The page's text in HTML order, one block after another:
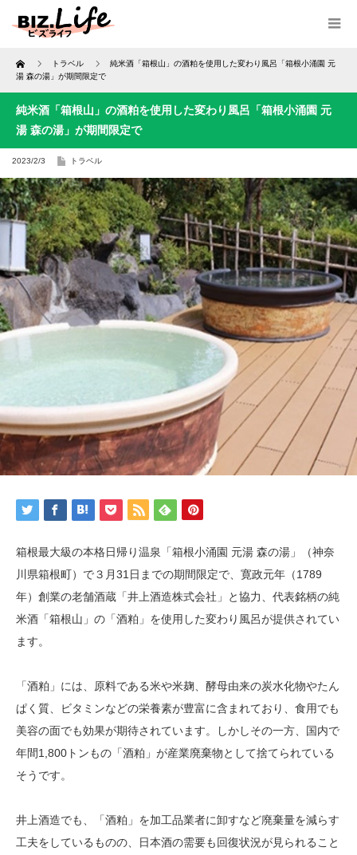
Home トラベル
純米酒「箱根山」の酒粕を使用した変わり風呂「箱根小涌園 元
湯 森の湯」が期間限定で
純米酒「箱根山」の酒粕を使用した変わり風呂「箱根小涌園 元
湯 森の湯」が期間限定で
2023/2/3 トラベル
箱根最大級の本格日帰り温泉「箱根小涌園 元湯 森の湯」（神奈
川県箱根町）で３月31日までの期間限定で、寛政元年（1789
年）創業の老舗酒蔵「井上酒造株式会社」と協力、代表銘柄の純
米酒「箱根山」の「酒粕」を使用した変わり風呂が提供されてい
ます。
「酒粕」には、原料である米や米麹、酵母由来の炭水化物やたん
ぱく質、ビタミンなどの栄養素が豊富に含まれており、食用でも
美容の面でも効果が期待されています。しかしその一方、国内で
年間1,800トンもの「酒粕」が産業廃棄物として捨てられている
そうです。
井上酒造でも、「酒粕」を加工品業者に卸すなど廃棄量を減らす
工夫をしているものの、日本酒の需要も回復状況が見られること